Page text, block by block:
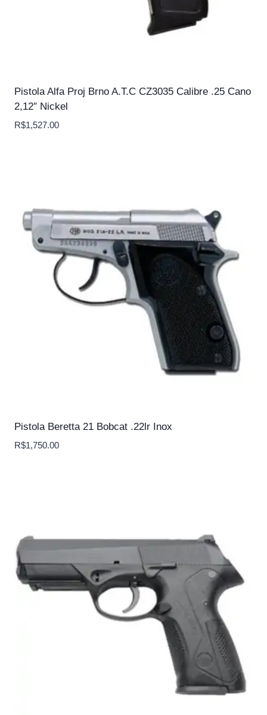
Pistola Alfa Proj Brno A.T.C CZ3035 Calibre .25 Cano
2,12″ Nickel
R$1,527.00
Pistola Beretta 21 Bobcat .22lr Inox
R$1,750.00